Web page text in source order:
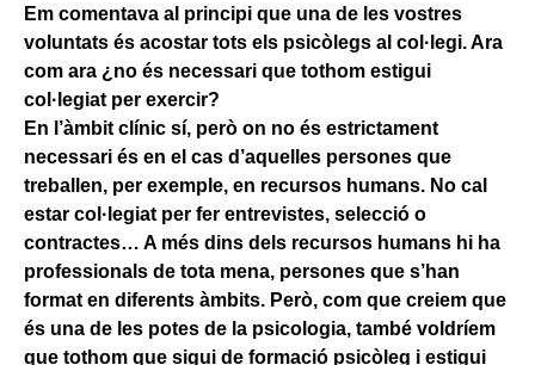
Em comentava al principi que una de les vostres
voluntats és acostar tots els psicòlegs al col·legi. Ara
com ara ¿no és necessari que tothom estigui
col·legiat per exercir?
En l’àmbit clínic sí, però on no és estrictament
necessari és en el cas d’aquelles persones que
treballen, per exemple, en recursos humans. No cal
estar col·legiat per fer entrevistes, selecció o
contractes… A més dins dels recursos humans hi ha
professionals de tota mena, persones que s’han
format en diferents àmbits. Però, com que creiem que
és una de les potes de la psicologia, també voldríem
que tothom que sigui de formació psicòleg i estigui